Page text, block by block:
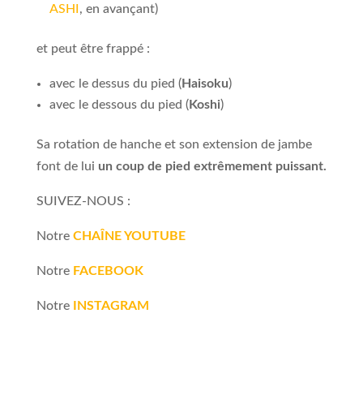
ASHI , en avançant)
et peut être frappé :
avec le dessus du pied (Haisoku)
avec le dessous du pied (Koshi)
Sa rotation de hanche et son extension de jambe
font de lui un coup de pied extrêmement puissant.
SUIVEZ-NOUS :
Notre CHAÎNE YOUTUBE
Notre FACEBOOK
Notre INSTAGRAM